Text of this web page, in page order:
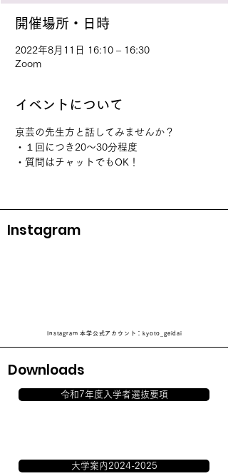
開催場所・日時
2022年8月11日 16:10 – 16:30
Zoom
イベントについて
京芸の先生方と話してみませんか？
・１回につき20～30分程度
・質問はチャットでもOK！
Instagram
Instagram 本学公式アカウント：kyoto_geidai
Downloads
令和7年度入学者選抜要項
大学案内2024-2025